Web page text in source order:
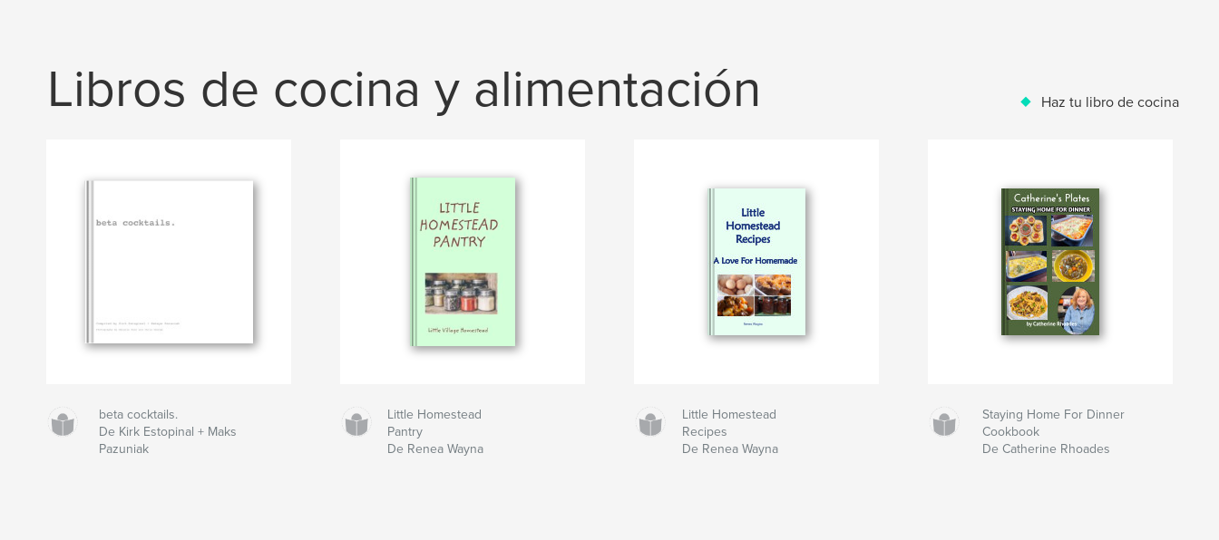
Libros de cocina y alimentación Haz tu libro de cocina
beta cocktails.
De Kirk Estopinal + Maks
Pazuniak
Little Homestead
Pantry
De Renea Wayna
Little Homestead
Recipes
De Renea Wayna
Staying Home For Dinner
Cookbook
De Catherine Rhoades